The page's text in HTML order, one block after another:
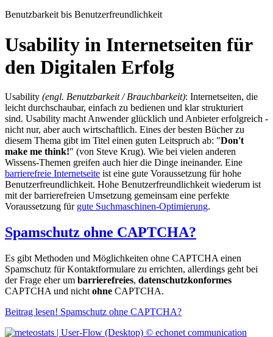
Benutzbarkeit bis Benutzerfreundlichkeit
Usability in Internetseiten für
den Digitalen Erfolg
Usability (engl. Benutzbarkeit / Brauchbarkeit): Internetseiten, die
leicht durchschaubar, einfach zu bedienen und klar strukturiert
sind. Usability macht Anwender glücklich und Anbieter erfolgreich -
nicht nur, aber auch wirtschaftlich. Eines der besten Bücher zu
diesem Thema gibt im Titel einen guten Leitspruch ab: "Don't
make me think!" (von Steve Krug). Wie bei vielen anderen
Wissens-Themen greifen auch hier die Dinge ineinander. Eine
barrierefreie Internetseite ist eine gute Voraussetzung für hohe
Benutzerfreundlichkeit. Hohe Benutzerfreundlichkeit wiederum ist
mit der barrierefreien Umsetzung gemeinsam eine perfekte
Voraussetzung für gute Suchmaschinen-Optimierung.
Spamschutz ohne CAPTCHA?
Es gibt Methoden und Möglichkeiten ohne CAPTCHA einen
Spamschutz für Kontaktformulare zu errichten, allerdings geht bei
der Frage eher um barrierefreies, datenschutzkonformes
CAPTCHA und nicht ohne CAPTCHA.
Beitrag lesen! Spamschutz ohne CAPTCHA?